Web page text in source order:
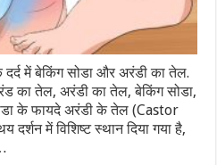
दर्द में बेकिंग सोडा और अरंडी का तेल.
का तेल, अरंडी का तेल, बेकिंग सोडा,
के फायदे अरंडी के तेल (Castor
दर्शन में विशिष्ट स्थान दिया गया है,